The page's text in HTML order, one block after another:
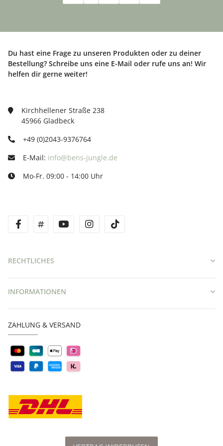
Du hast eine Frage zu unseren Produkten oder zu deiner
Bestellung? Schreibe uns eine E-Mail oder rufe uns an! Wir
helfen dir gerne weiter!
Kirchhellener Straße 238
45966 Gladbeck
+49 (0)2043-9376764
E-Mail: info@bens-jungle.de
Mo-Fr. 09:00 - 14:00 Uhr
facebooktwitter youtube instagram
RECHTLICHES
INFORMATIONEN
ZAHLUNG & VERSAND